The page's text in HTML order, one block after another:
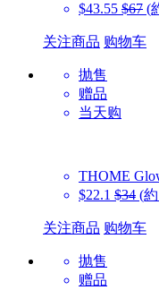
$43.55 $67 (
关注商品 购物车
抛售
赠品
当天购
THOME
$22.1 $34 (
关注商品 购物车
抛售
赠品